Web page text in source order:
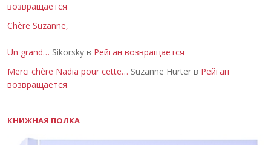
возвращается
Chère Suzanne,
Un grand… Sikorsky в Рейган возвращается
Merci chère Nadia pour cette… Suzanne Hurter в Рейган
возвращается
КНИЖНАЯ ПОЛКА